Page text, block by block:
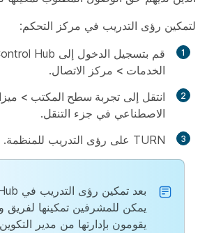
لتمكين رؤى التدريب في مركز التحكم:
قم بتسجيل الدخول إلى Control Hub وانتقل إلى
الخدمات > مركز الاتصال.
انتقل إلى تجربة سطح المكتب >
الاصطناعي في جزء التنقل.
TURN على رؤى التدريب للمنظمة.
يمكن للمشرفين تمكينها لفريق
يقومون بإدارتها من مدير